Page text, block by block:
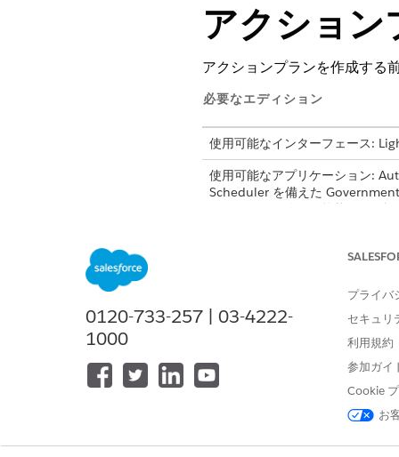
アクション
アクションプランを作成する
必要なエディション
使用可能なインターフェース:
使用可能なアプリケーション:
Scheduler を備えた
ディションの使用可能状況を確認
アクションプランをすぐ開始
ンの作成者に割り当てられます
複数のユーザーで共有される
ToDo 完了日の計算時に非作
ードから判別されます。営業
一部のアクションプランテン
ンプランに追加するには、追
ールに含まれていないユーザ
0120-733-257 | 03-4222-
1000
プライバ
セキュリ
利用規約
参加ガイ
Cookie
お